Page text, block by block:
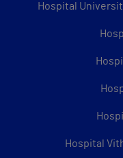
Hospital
Hospital